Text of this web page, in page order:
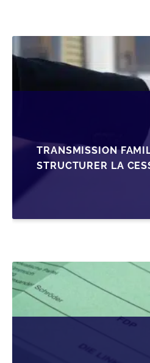
TRANSMISSION
STRUCTURER LA
SRL